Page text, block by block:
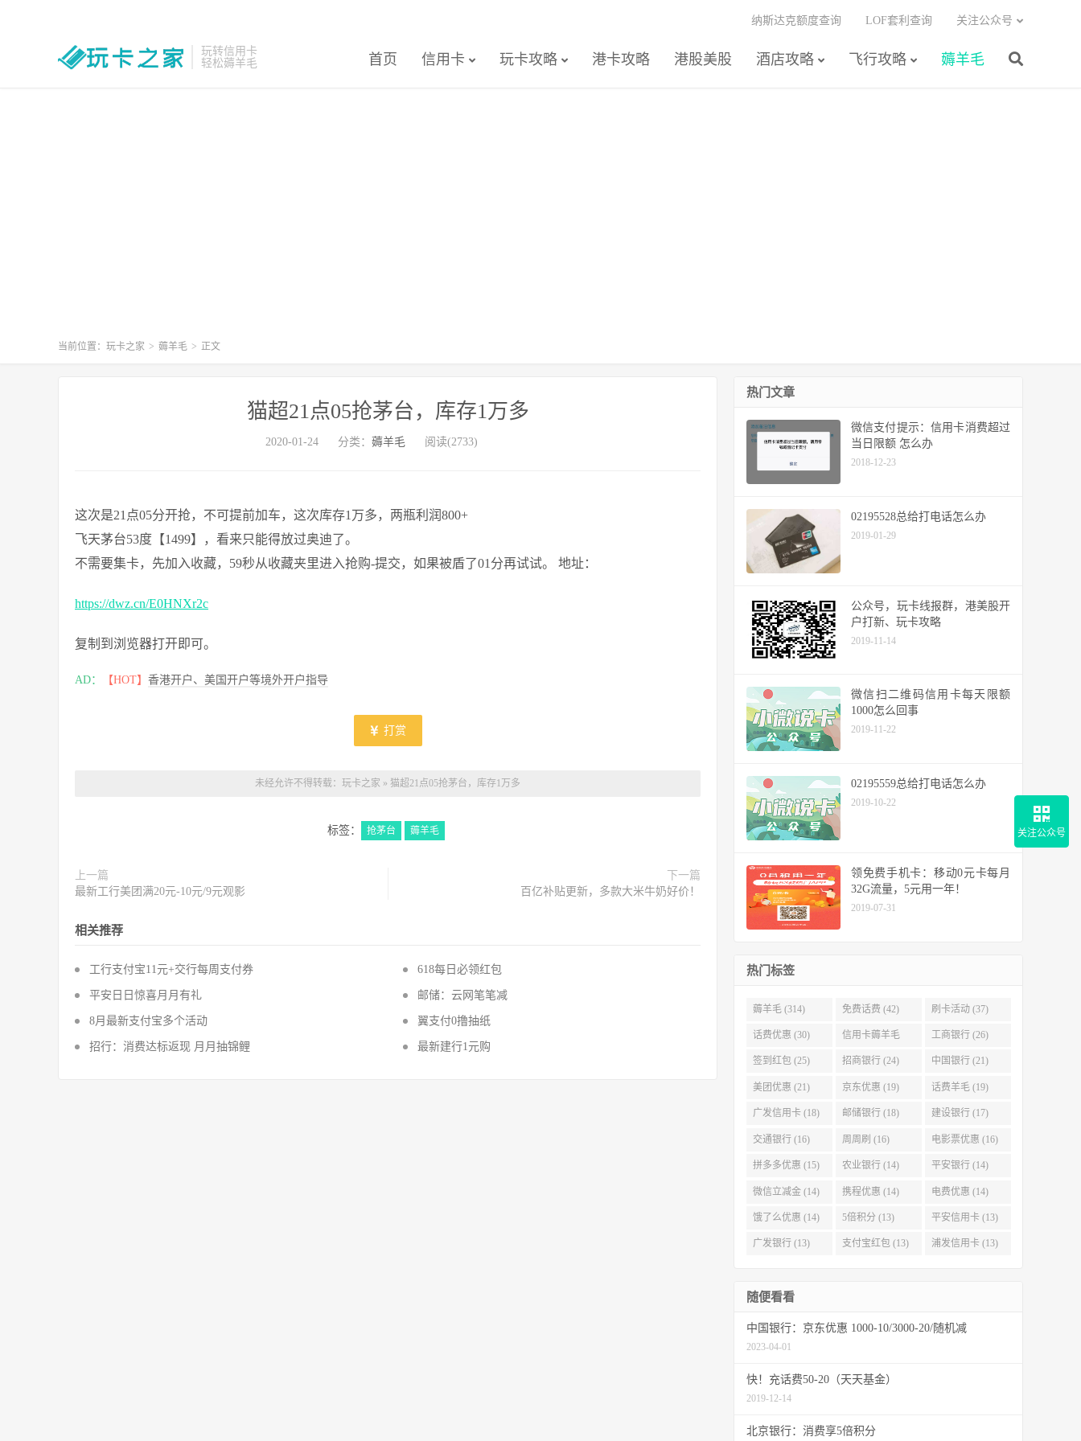
玩转信用卡
轻松薅羊毛
首页 信用卡 玩卡攻略 港卡攻略 港股美股 酒店攻略 飞行攻略 薅羊毛
纳斯达克额度查询 LOF套利查询 关注公众号
当前位置： 玩卡之家 > 薅羊毛 > 正文
猫超21点05抢茅台，库存1万多
2020-01-24 分类： 薅羊毛 阅读(2733)
这次是21点05分开抢，不可提前加车，这次库存1万多，两瓶利润800+
飞天茅台53度【1499】，看来只能得放过奥迪了。
不需要集卡，先加入收藏，59秒从收藏夹里进入抢购-提交，如果被盾了01分再试试。 ​​​地址：
https://dwz.cn/E0HNXr2c
复制到浏览器打开即可。
AD： 【HOT】 香港开户、美国开户等境外开户指导
打赏
未经允许不得转载： 玩卡之家 » 猫超21点05抢茅台，库存1万多
标签： 抢茅台 薅羊毛
上一篇
最新工行美团满20元-10元/9元观影
下一篇
百亿补贴更新，多款大米牛奶好价！
相关推荐
工行支付宝11元+交行每周支付券 618每日必领红包
平安日日惊喜月月有礼 邮储：云网笔笔减
8月最新支付宝多个活动 翼支付0撸抽纸
招行：消费达标返现 月月抽锦鲤 最新建行1元购
热门文章
微信支付提示：信用卡消费超过
当日限额 怎么办
2018-12-23
02195528总给打电话怎么办
2019-01-29
公众号，玩卡线报群，港美股开
户打新、玩卡攻略
2019-11-14
微信扫二维码信用卡每天限额
1000怎么回事
2019-11-22
02195559总给打电话怎么办
2019-10-22
领免费手机卡：移动0元卡每月
32G流量，5元用一年！
2019-07-31
热门标签
薅羊毛 (314) 免费话费 (42) 刷卡活动 (37)
话费优惠 (30) 信用卡薅羊毛
(29)
工商银行 (26)
签到红包 (25) 招商银行 (24) 中国银行 (21)
美团优惠 (21) 京东优惠 (19) 话费羊毛 (19)
广发信用卡 (18) 邮储银行 (18) 建设银行 (17)
交通银行 (16) 周周刷 (16) 电影票优惠 (16)
拼多多优惠 (15) 农业银行 (14) 平安银行 (14)
微信立减金 (14) 携程优惠 (14) 电费优惠 (14)
饿了么优惠 (14) 5倍积分 (13) 平安信用卡 (13)
广发银行 (13) 支付宝红包 (13) 浦发信用卡 (13)
随便看看
中国银行：京东优惠 1000-10/3000-20/随机减
2023-04-01
快！充话费50-20（天天基金）
2019-12-14
北京银行：消费享5倍积分
关注公众号